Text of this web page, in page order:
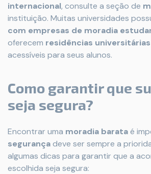
internacional, consulte a seção de
instituição. Muitas universidades
com empresas de moradia
oferecem residências universitárias
acessíveis para seus alunos.
Como garantir que
seja segura?
Encontrar uma moradia barataé
segurançadeve ser sempre a
algumas dicas para garantir que a
escolhida seja segura: